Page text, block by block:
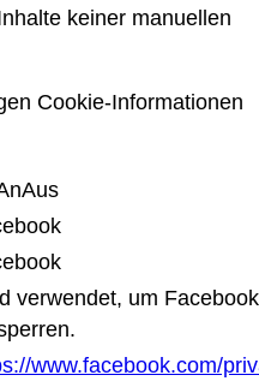
keiner manuellen
Cookie-Informationen
Aus
verwendet, um
www.facebook.com/